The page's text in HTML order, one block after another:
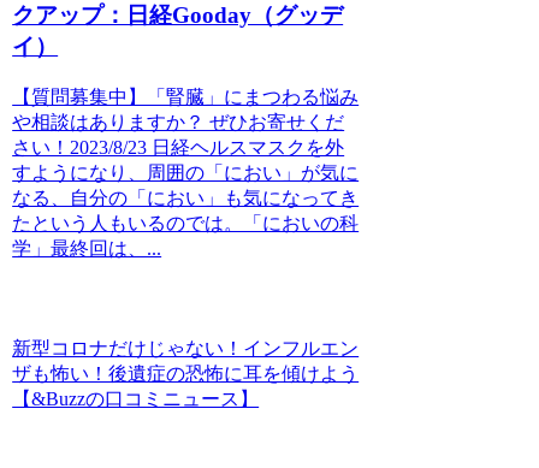
クアップ：日経Gooday（グッデ
イ）
【質問募集中】「腎臓」にまつわる悩み
や相談はありますか？ ぜひお寄せくだ
さい！2023/8/23 日経ヘルスマスクを外
すようになり、周囲の「におい」が気に
なる、自分の「におい」も気になってき
たという人もいるのでは。「においの科
学」最終回は、...
新型コロナだけじゃない！インフルエン
ザも怖い！後遺症の恐怖に耳を傾けよう
【&Buzzの口コミニュース】